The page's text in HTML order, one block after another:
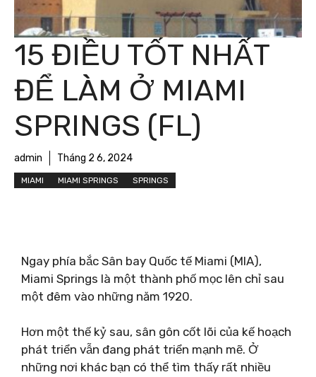
15 ĐIỀU TỐT NHẤT
ĐỂ LÀM Ở MIAMI
SPRINGS (FL)
admin Tháng 2 6, 2024
MIAMI MIAMI SPRINGS SPRINGS
Ngay phía bắc Sân bay Quốc tế Miami (MIA),
Miami Springs là một thành phố mọc lên chỉ sau
một đêm vào những năm 1920.
Hơn một thế kỷ sau, sân gôn cốt lõi của kế hoạch
phát triển vẫn đang phát triển mạnh mẽ. Ở
những nơi khác bạn có thể tìm thấy rất nhiều